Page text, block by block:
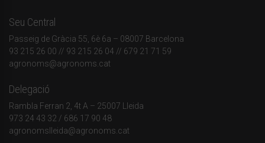
Seu Central
Passeig de Gràcia 55, 6è 6a – 08007 Barcelona
93 215 26 00 // 93 215 26 04 // 679 21 71 59
agronoms@agronoms.cat
Delegació
Rambla Ferran 2, 4t A – 25007 Lleida
973 24 43 32 / 686 17 90 48
agronomslleida@agronoms.cat